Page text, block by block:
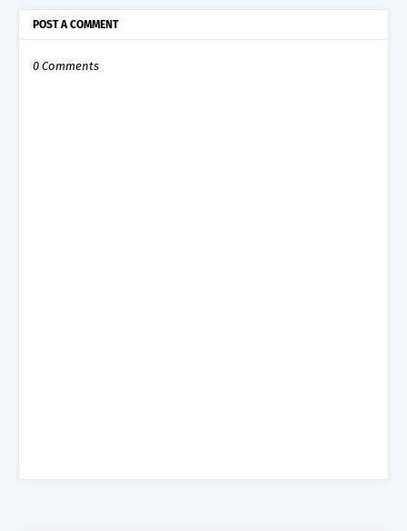
POST A COMMENT
0 Comments